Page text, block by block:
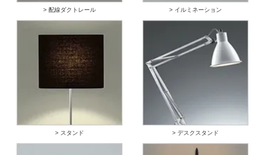
> 配線ダクトレール > イルミネーション
> スタンド > デスクスタンド